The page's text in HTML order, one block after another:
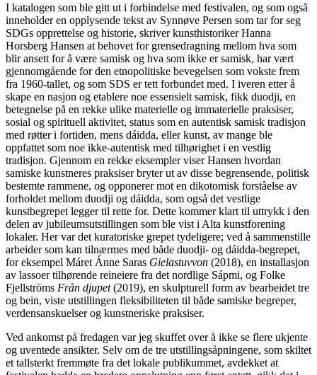
I katalogen som ble gitt ut i forbindelse med festivalen, og som også
inneholder en opplysende tekst av Synnøve Persen som tar for seg
SDGs opprettelse og historie, skriver kunsthistoriker Hanna
Horsberg Hansen at behovet for grensedragning mellom hva som
blir ansett for å være samisk og hva som ikke er samisk, har vært
gjennomgående for den etnopolitiske bevegelsen som vokste frem
fra 1960-tallet, og som SDS er tett forbundet med. I iveren etter å
skape en nasjon og etablere noe essensielt samisk, fikk duodji, en
betegnelse på en rekke ulike materielle og immaterielle praksiser,
sosial og spirituell aktivitet, status som en autentisk samisk tradisjon
med røtter i fortiden, mens dáidda, eller kunst, av mange ble
oppfattet som noe ikke-autentisk med tilhørighet i en vestlig
tradisjon. Gjennom en rekke eksempler viser Hansen hvordan
samiske kunstneres praksiser bryter ut av disse begrensende, politisk
bestemte rammene, og opponerer mot en dikotomisk forståelse av
forholdet mellom duodji og dáidda, som også det vestlige
kunstbegrepet legger til rette for. Dette kommer klart til uttrykk i den
delen av jubileumsutstillingen som ble vist i Alta kunstforening
lokaler. Her var det kuratoriske grepet tydeligere; ved å sammenstille
arbeider som kan tilnærmes med både duodji- og dáidda-begrepet,
for eksempel Máret Ánne Saras Gielastuvvon (2018), en installasjon
av lassoer tilhørende reineiere fra det nordlige Sápmi, og Folke
Fjellströms Från djupet(2019), en skulpturell form av bearbeidet tre
og bein, viste utstillingen fleksibiliteten til både samiske begreper,
verdensanskuelser og kunstneriske praksiser.
Ved ankomst på fredagen var jeg skuffet over å ikke se flere ukjente
og uventede ansikter. Selv om de tre utstillingsåpningene, som skiltet
et tallsterkt fremmøte fra det lokale publikummet, avdekket at